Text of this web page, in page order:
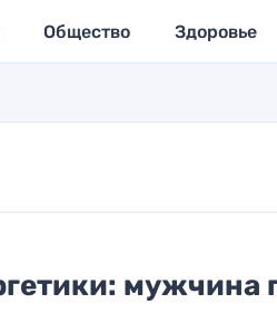
Общество Здоровье
мужчина